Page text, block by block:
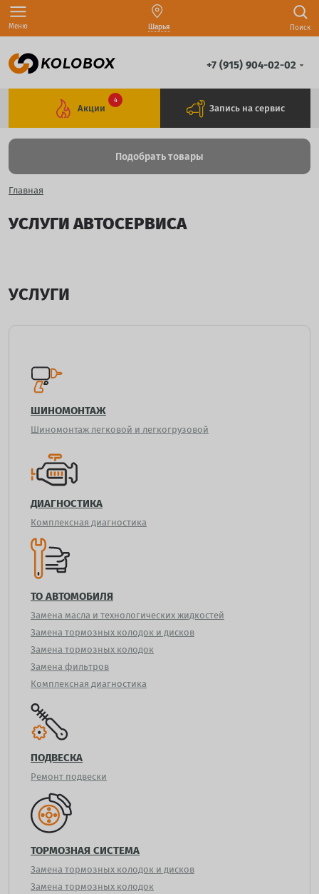
Меню Шарья Поиск
+7 (915) 904-02-02
Акции
4
Запись на сервис
Подобрать товары
Главная
УСЛУГИ АВТОСЕРВИСА
УСЛУГИ
ШИНОМОНТАЖ
Шиномонтаж легковой и легкогрузовой
ДИАГНОСТИКА
Комплексная диагностика
ТО АВТОМОБИЛЯ
Замена масла и технологических жидкостей
Замена тормозных колодок и дисков
Замена тормозных колодок
Замена фильтров
Комплексная диагностика
ПОДВЕСКА
Ремонт подвески
ТОРМОЗНАЯ СИСТЕМА
Замена тормозных колодок и дисков
Замена тормозных колодок